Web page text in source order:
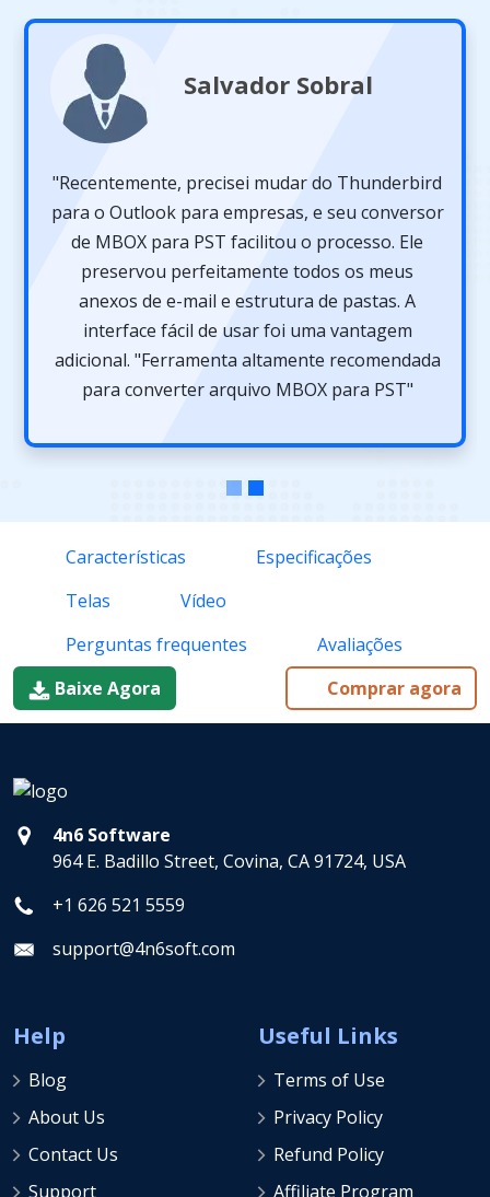
Salvador Sobral
"Recentemente, precisei mudar do Thunderbird
para o Outlook para empresas, e seu conversor
de MBOX para PST facilitou o processo. Ele
preservou perfeitamente todos os meus
anexos de e-mail e estrutura de pastas. A
interface fácil de usar foi uma vantagem
adicional. "Ferramenta altamente recomendada
para converter arquivo MBOX para PST"
Características
Especificações
Telas
Vídeo
Perguntas frequentes
Avaliações
Baixe Agora
Comprar agora
4n6 Software
964 E. Badillo Street, Covina, CA 91724, USA
+1 626 521 5559
support@4n6soft.com
Help
Blog
About Us
Contact Us
Support
Useful Links
Terms of Use
Privacy Policy
Refund Policy
Affiliate Program